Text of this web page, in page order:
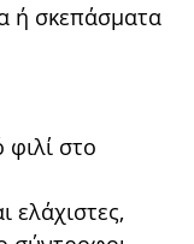
ή σκεπάσματα
στο
ελάχιστες,